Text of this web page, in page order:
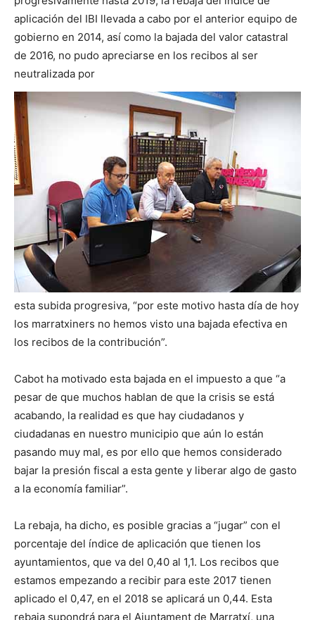
aplicación del IBI llevada a cabo por el anterior equipo de
gobierno en 2014, así como la bajada del valor catastral
de 2016, no pudo apreciarse en los recibos al ser
neutralizada por
esta subida progresiva, “por este motivo hasta día de hoy
los marratxiners no hemos visto una bajada efectiva en
los recibos de la contribución”.
Cabot ha motivado esta bajada en el impuesto a que “a
pesar de que muchos hablan de que la crisis se está
acabando, la realidad es que hay ciudadanos y
ciudadanas en nuestro municipio que aún lo están
pasando muy mal, es por ello que hemos considerado
bajar la presión fiscal a esta gente y liberar algo de gasto
a la economía familiar”.
La rebaja, ha dicho, es posible gracias a “jugar” con el
porcentaje del índice de aplicación que tienen los
ayuntamientos, que va del 0,40 al 1,1. Los recibos que
estamos empezando a recibir para este 2017 tienen
aplicado el 0,47, en el 2018 se aplicará un 0,44. Esta
rebaja supondrá para el Ajuntament de Marratxí, una